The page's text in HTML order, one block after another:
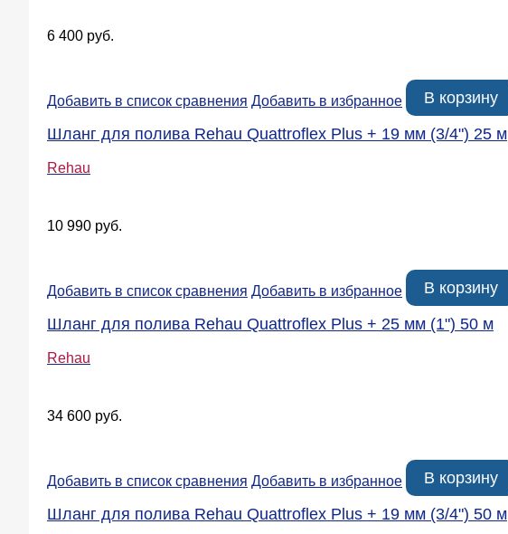
6 400 руб.
Добавить в список сравнения Добавить в избранное В корзину
Шланг для полива Rehau Quattroflex Plus + 19 мм (3/4ʺ) 25 м
Rehau
10 990 руб.
Добавить в список сравнения Добавить в избранное В корзину
Шланг для полива Rehau Quattroflex Plus + 25 мм (1ʺ) 50 м
Rehau
34 600 руб.
Добавить в список сравнения Добавить в избранное В корзину
Шланг для полива Rehau Quattroflex Plus + 19 мм (3/4ʺ) 50 м